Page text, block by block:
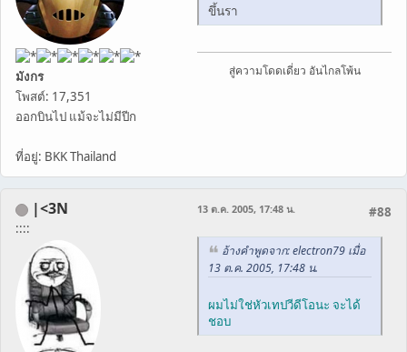
มังกร
โพสต์: 17,351
ออกบินไป แม้จะไม่มีปีก
ที่อยู่: BKK Thailand
ขึ้นรา
สู่ความโดดเดี่ยว อันไกลโพ้น
|<3N
::::
#88
13 ต.ค. 2005, 17:48 น.
อ้างคำพูดจาก: electron79 เมื่อ
13 ต.ค. 2005, 17:48 น.
ผมไม่ใช่หัวเทปวีดีโอนะ จะได้
ชอบ